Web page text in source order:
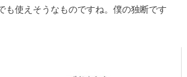
も使えそうなものですね。僕の独断です